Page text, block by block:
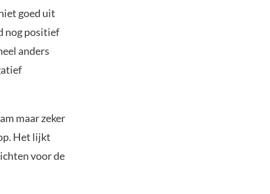
goed uit
nog positief
anders
maar zeker
Het lijkt
voor de